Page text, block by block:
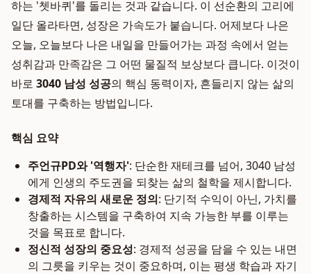
하는 '쳇바퀴'를 돌리는 것과 같습니다. 이 선순환의 고리에
일단 올라타면, 성장은 가속도가 붙습니다. 어제보다 나은
오늘, 오늘보다 나은 내일을 만들어가는 과정 속에서 얻는
성취감과 만족감은 그 어떤 물질적 보상보다 큽니다. 이것이
바로 3040 남성 성공의 핵심 동력이자, 흔들리지 않는 삶의
토대를 구축하는 방법입니다.
핵심 요약
주언규PD와 '역행자': 단순한 재테크를 넘어, 3040 남성
에게 인생의 주도권을 되찾는 삶의 철학을 제시합니다.
경제적 자유의 새로운 정의: 단기적 수익이 아닌, 가치를
창출하는 시스템을 구축하여 지속 가능한 부를 이루는
것을 목표로 합니다.
정신적 성장의 중요성: 경제적 성공을 담을 수 있는 내면
의 그릇을 키우는 것이 중요하며, 이는 평생 학습과 자기